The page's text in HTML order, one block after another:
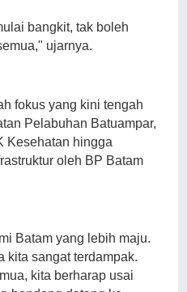
bangkit, tak boleh
ujarnya.
fokus yang kini tengah
Pelabuhan Batuampar,
Kesehatan hingga
oleh BP Batam
Batam yang lebih maju.
kita sangat terdampak.
kita berharap usai